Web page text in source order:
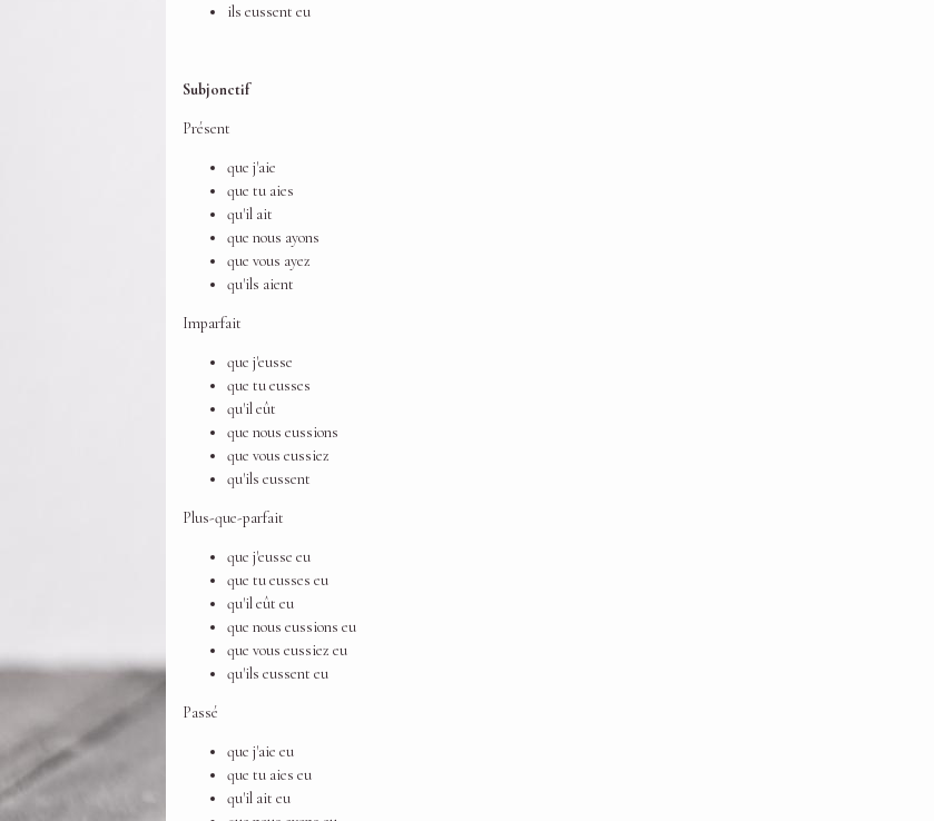
ils eussent eu
Subjonctif
Présent
que j'aie
que tu aies
qu'il ait
que nous ayons
que vous ayez
qu'ils aient
Imparfait
que j'eusse
que tu eusses
qu'il eût
que nous eussions
que vous eussiez
qu'ils eussent
Plus-que-parfait
que j'eusse eu
que tu eusses eu
qu'il eût eu
que nous eussions eu
que vous eussiez eu
qu'ils eussent eu
Passé
que j'aie eu
que tu aies eu
qu'il ait eu